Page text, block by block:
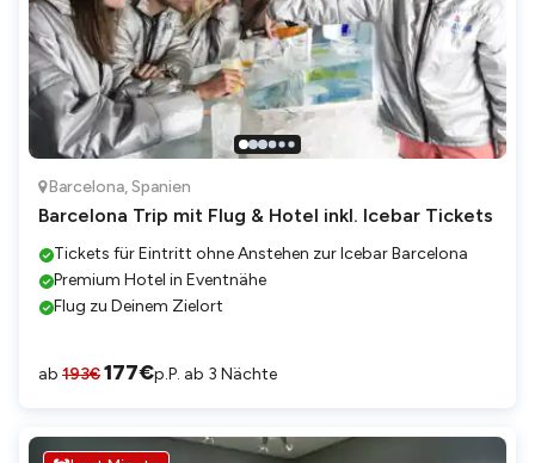
Barcelona,Spanien
Barcelona Trip mit Flug & Hotel inkl. Icebar Tickets
Tickets für Eintritt ohne Anstehen zur Icebar Barcelona
Premium Hotel in Eventnähe
Flug zu Deinem Zielort
ab 193€177€p.P. ab 3 Nächte